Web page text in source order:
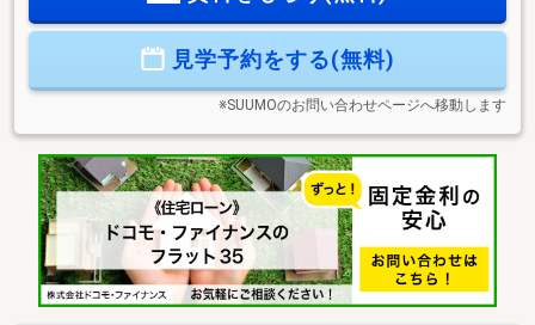
見学予約をする(無料)
※SUUMOのお問い合わせページへ移動します